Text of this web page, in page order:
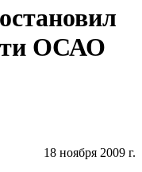
ОСАО
18 ноября 2009 г.